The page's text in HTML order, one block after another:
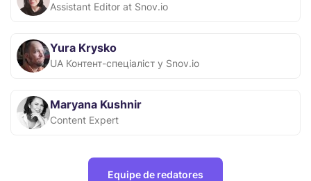
Assistant Editor at Snov.io
Yura Krysko
UA Контент-спеціаліст у Snov.io
Maryana Kushnir
Content Expert
Equipe de redatores